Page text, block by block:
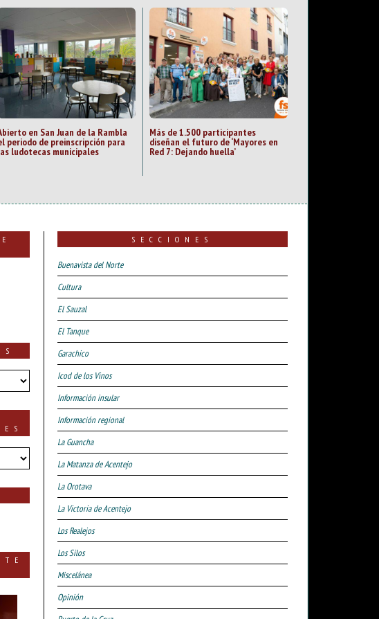
en San Juan de la Rambla
periodo de preinscripción para
ludotecas municipales
Más de 1.500 participantes
diseñan el futuro de ‘Mayores en
Red 7: Dejando huella’
SECCIONES
Buenavista del Norte
Cultura
El Sauzal
El Tanque
Garachico
Icod de los Vinos
Información insular
Información regional
La Guancha
La Matanza de Acentejo
La Orotava
La Victoria de Acentejo
Los Realejos
Los Silos
Miscelánea
Opinión